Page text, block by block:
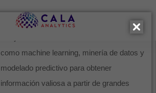
SIGNIFICADO
como machine learning, minería de datos y
modelado predictivo para obtener
información valiosa a partir de grandes